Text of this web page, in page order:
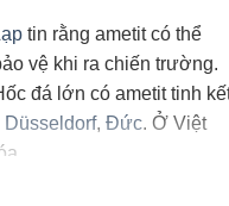
tin rằng ametit có thể
vệ khi ra chiến trường.
đá lớn có ametit tinh
Düsseldorf, Đức. Ở Việt